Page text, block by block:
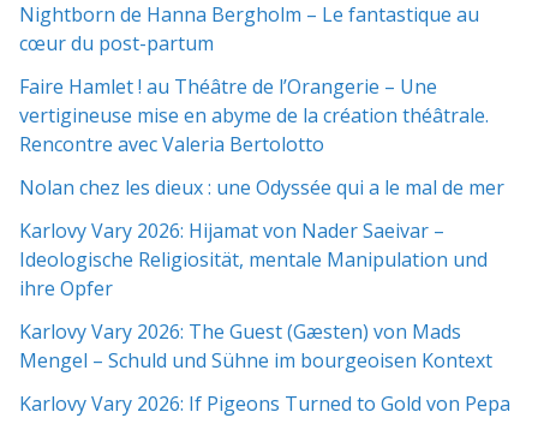
Nightborn de Hanna Bergholm – Le fantastique au
cœur du post-partum
Faire Hamlet ! au Théâtre de l’Orangerie – Une
vertigineuse mise en abyme de la création théâtrale.
Rencontre avec Valeria Bertolotto
Nolan chez les dieux : une Odyssée qui a le mal de mer
Karlovy Vary 2026: Hijamat von Nader Saeivar​​ –
Ideologische Religiosität, mentale Manipulation und
ihre Opfer
Karlovy Vary 2026: The Guest (Gæsten) von Mads
Mengel – Schuld und Sühne im bourgeoisen Kontext
Karlovy Vary 2026: If Pigeons Turned to Gold von Pepa